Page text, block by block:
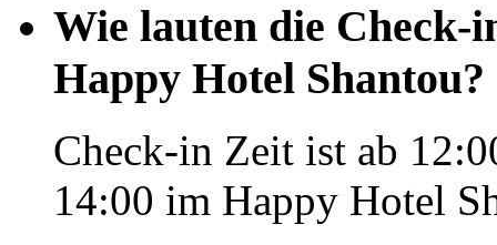
Wie lauten die Check-
Happy Hotel Shantou?
Check-in Zeit ist ab
14:00 im Happy Hotel